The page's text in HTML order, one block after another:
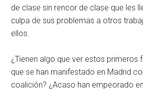
de clase sin rencor de clase que les
culpa de sus problemas a otros
ellos.
¿Tienen algo que ver estos primeros
que se han manifestado en Madrid
coalición? ¿Acaso han empeorado